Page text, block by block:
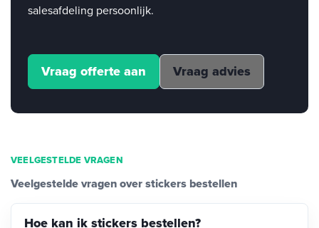
salesafdeling persoonlijk.
Vraag offerte aan Vraag advies
VEELGESTELDE VRAGEN
Veelgestelde vragen over stickers bestellen
Hoe kan ik stickers bestellen?